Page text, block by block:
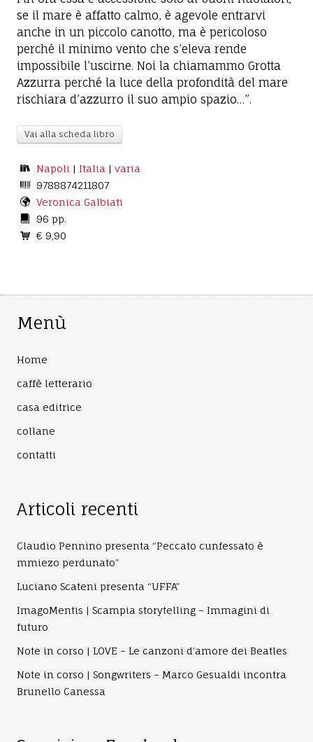
se il mare è affatto calmo, è agevole entrarvi
anche in un piccolo canotto, ma è pericoloso
perché il minimo vento che s’eleva rende
impossibile l’uscirne. Noi la chiamammo Grotta
Azzurra perché la luce della profondità del mare
rischiara d’azzurro il suo ampio spazio…”.
Vai alla scheda libro
Napoli | Italia | varia
9788874211807
Veronica Galbiati
96 pp.
€ 9,90
Menù
Home
caffè letterario
casa editrice
collane
contatti
Articoli recenti
Claudio Pennino presenta “Peccato cunfessato è
mmiezo perdunato”
Luciano Scateni presenta “UFFA”
ImagoMentis | Scampia storytelling – Immagini di
futuro
Note in corso | LOVE – Le canzoni d’amore dei Beatles
Note in corso | Songwriters – Marco Gesualdi incontra
Brunello Canessa